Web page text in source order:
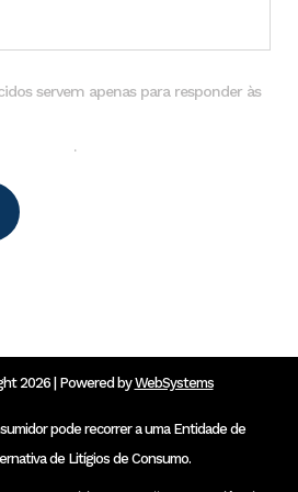
servem apenas para responder às
.
2026 | Powered byWebSystems
pode recorrer a uma Entidade de
de Litígios de Consumo.
de Conflitos de Consumo de Lisboa